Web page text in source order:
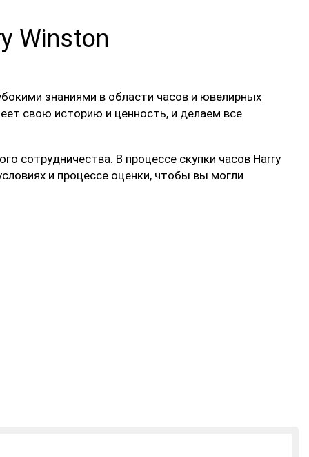
Winston
знаниями в области часов и ювелирных
свою историю и ценность, и делаем все
сотрудничества. В процессе скупки часов Harry
и процессе оценки, чтобы вы могли